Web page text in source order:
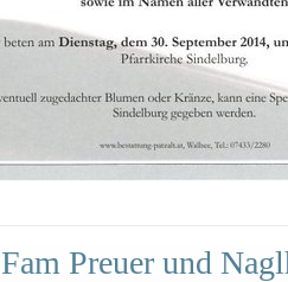
Fam Preuer und